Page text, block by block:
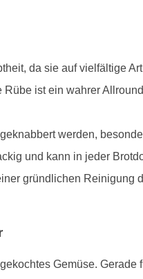
da sie auf vielfältige
ist ein wahrer
werden,
und kann in jeder
gründlichen
Gemüse.